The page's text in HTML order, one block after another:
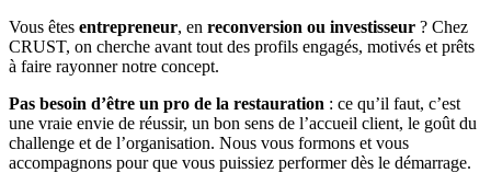
Vous êtes entrepreneur, en reconversion ou investisseur ? Chez
CRUST, on cherche avant tout des profils engagés, motivés et prêts
à faire rayonner notre concept.
Pas besoin d’être un pro de la restauration : ce qu’il faut, c’est
une vraie envie de réussir, un bon sens de l’accueil client, le goût du
challenge et de l’organisation. Nous vous formons et vous
accompagnons pour que vous puissiez performer dès le démarrage.